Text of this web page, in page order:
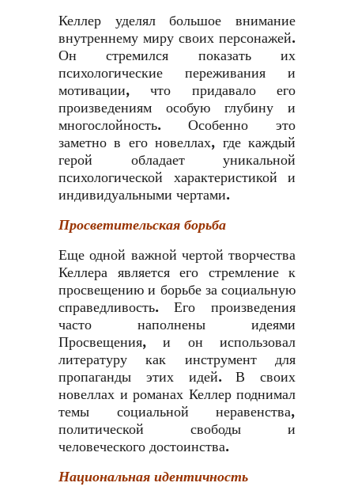
Келлер уделял большое внимание
внутреннему миру своих персонажей.
Он стремился показать их
психологические переживания и
мотивации, что придавало его
произведениям особую глубину и
многослойность. Особенно это
заметно в его новеллах, где каждый
герой обладает уникальной
психологической характеристикой и
индивидуальными чертами.
Просветительская борьба
Еще одной важной чертой творчества
Келлера является его стремление к
просвещению и борьбе за социальную
справедливость. Его произведения
часто наполнены идеями
Просвещения, и он использовал
литературу как инструмент для
пропаганды этих идей. В своих
новеллах и романах Келлер поднимал
темы социальной неравенства,
политической свободы и
человеческого достоинства.
Национальная идентичность